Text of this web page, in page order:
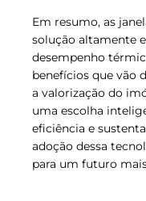
Em resumo, as
solução altamente
desempenho
benefícios que vão
a valorização do
uma escolha
eficiência e
adoção dessa
para um futuro